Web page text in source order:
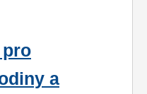
a